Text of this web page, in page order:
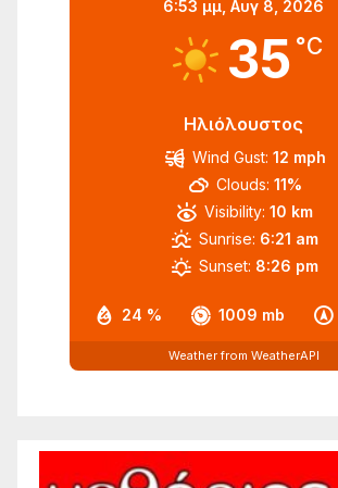
6:53 μμ, Αυγ 8, 2026
35 °C
Ηλιόλουστος
24 % 1009 mb
Wind Gust: 12 mph
Clouds: 11%
Visibility: 10 km
Sunrise: 6:21 am
Sunset: 8:26 pm
Weather from WeatherAPI